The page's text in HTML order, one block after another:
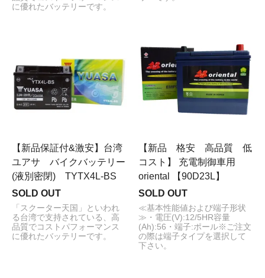
に優れたバッテリーです。
【新品保証付&激安】台湾
ユアサ バイクバッテリー
(液別密閉) TYTX4L-BS
SOLD OUT
「スクーター天国」といわれ
る台湾で支持されている、高
品質でコストパフォーマンス
に優れたバッテリーです。
【新品 格安 高品質 低
コスト】 充電制御車用
oriental 【90D23L】
SOLD OUT
≪基本性能値および端子形状
≫・電圧(V):12/5HR容量
(Ah):56・端子:ポール※ご注文
の際は端子タイプを選択して
下さい。